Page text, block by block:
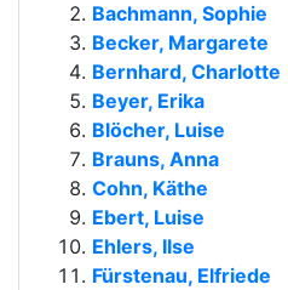
Bachmann, Sophie
Becker, Margarete
Bernhard, Charlotte
Beyer, Erika
Blöcher, Luise
Brauns, Anna
Cohn, Käthe
Ebert, Luise
Ehlers, Ilse
Fürstenau, Elfriede